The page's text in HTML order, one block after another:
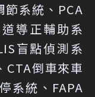
系統、PCA
導正輔助系
盲點偵測系
CTA倒車來車
系統、FAPA